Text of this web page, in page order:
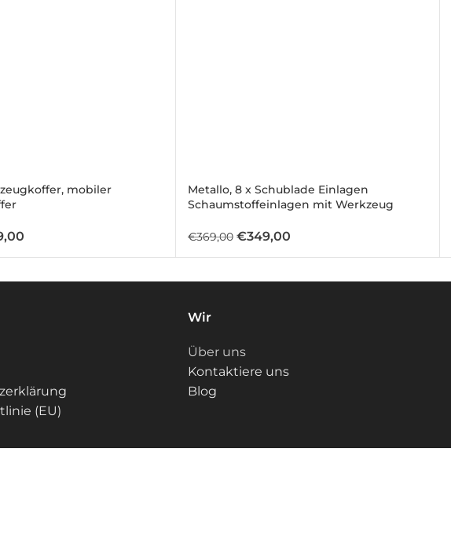
T27, T30, T40 )
TT25, TT27, TT30, TT40)
mobiler
Metallo, 8 x Schublade Einlagen
Schaumstoffeinlagen mit Werkzeug
€369,00 €349,00
(EU)
Wir
Über uns
Kontaktiere uns
Blog